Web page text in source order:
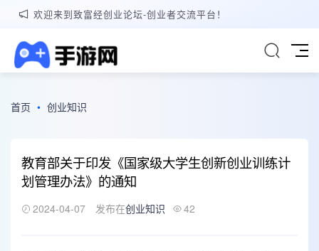
欢迎来到致富经创业论坛-创业者交流平台！
首页 • 创业知识
教育部关于印发《国家级大学生创新创业训练计
划管理办法》的通知
2024-04-07 发布在创业知识 42